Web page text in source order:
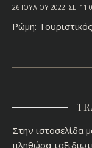
26 ΙΟΥΛΊΟΥ 2022 ΣΕ
Ρώμη:
Στην ιστοσελίδα
πληθώρα